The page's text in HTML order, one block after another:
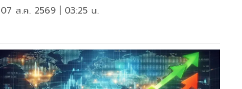
07 ส.ค. 2569 | 03:25 น.